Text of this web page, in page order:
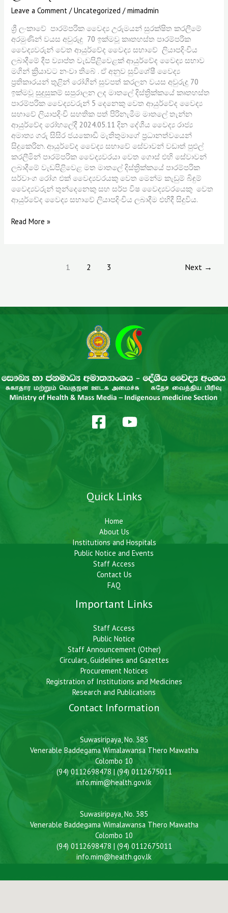
Leave a Comment /Uncategorized /mimadmin
ශ්‍රී ලංකාවේ පාරම්පරික වෛද්‍ය උරුමයන් සුරක්ෂිත කරලීමේ
අරමුණින් වයස අවුරුදු 70 ඉක්මවූ කෘතහස්ත පාරම්පරික
වෛද්‍යවරුන් වෙත ආයුර්වේද වෛද්‍ය සභාවේ ලියාපදිංචිය
ලබාදීමේ දීප ව්‍යාප්ත වැඩපිළිවෙළක් ආයුර්වේද වෛද්‍ය සභාව
මගින් ක්‍රියාවට නංවා තිබේ . ඒ අනුව සුවිශේෂී වෛද්‍ය
ප්‍රතිකාරයන් තුළින් රෝගීන් සුවපත් කරලන වයස අවුරුදු 70
ඉක්මවූ සුදුසුකම් සපුරාලන ලද මාතලේ දිස්ත්‍රික්කයේ කෘතහස්ත
පාරම්පරික වෛද්‍යවරුන් 5 දෙනෙකු වෙත ආයුර්වේද වෛද්‍ය
සභාවේ ලියාපදිංචි සහතික පත් පිරිනැමීම මාතලේ තැන්න
ආයුර්වේද රෝහලේදී 2024.05.11 දින දේශීය වෛද්‍ය රාජ්‍ය
අමාත්‍ය ගරු සිසිර ජයකොඩි මැතිතුමාගේ ප්‍රධානත්වයෙන්
සිදුකෙරින. ආයුර්වේද වෛද්‍ය සභාවේ සේවාවන් වඩාත් පුළුල්
කරලීමින් පාරම්පරික වෛද්‍යවරයා වෙත ගොස් එහි සේවාවන්
ලබාදීමේ වැඩපිළිවෙළ මත මාතලේ දිස්ත්‍රික්කයේ පාරම්පරික
සර්වාංග රෝග එක් වෛද්‍යවරයකු වෙත මෙන්ම කැඩුම් බිඳුම්
වෛද්‍යවරුන් තුන්දෙනෙකු සහ සර්ප විෂ වෛද්‍යවරයෙකු වෙත
ආයුර්වේද වෛද්‍ය සභාවේ ලියාපදිංචිය ලබාදීම එහිදී සිදුවිය.
Read More »
1 2 3 Next →
Quick Links
Home
About Us
Institutions and Hospitals
Public Notice and Events
Staff Access
Contact Us
FAQ
Important Links
Staff Access
Public Notice
Staff Announcement (Other)
Circulars, Guidelines and Gazettes
Procurement Notices
Registration of Institutions and Medicines
Research and Publications
Contact Information
Suwasiripaya, No. 385
Venerable Baddegama Wimalawansa Thero Mawatha
Colombo 10
(94) 0112698478 | (94) 0112675011
info.mim@health.gov.lk
Suwasiripaya, No. 385
Venerable Baddegama Wimalawansa Thero Mawatha
Colombo 10
(94) 0112698478 | (94) 0112675011
info.mim@health.gov.lk